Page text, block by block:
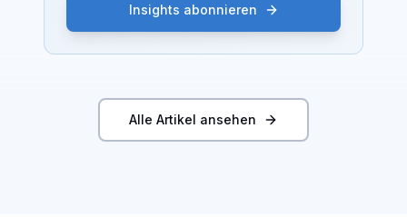
Insights abonnieren
Alle Artikel ansehen